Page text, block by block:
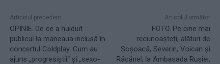
Articolul precedent
OPINIE. De ce a huiduit
publicul la maneaua inclusă în
concertul Coldplay. Cum au
ajuns „progresiștii“ și „sexo-
Articolul următor
FOTO. Pe cine mai
recunoașteți, alături de
Șoșoacă, Severin, Voican și
Răcănel, la Ambasada Rusiei,